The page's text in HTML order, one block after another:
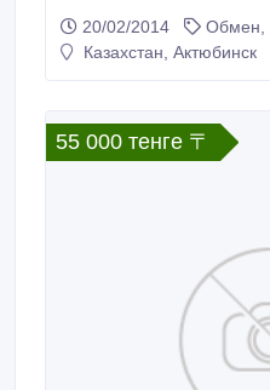
стажем более 5 лет..
20/02/2014
Обмен,
Казахстан, Актюбинск
55 000 тенге 〒